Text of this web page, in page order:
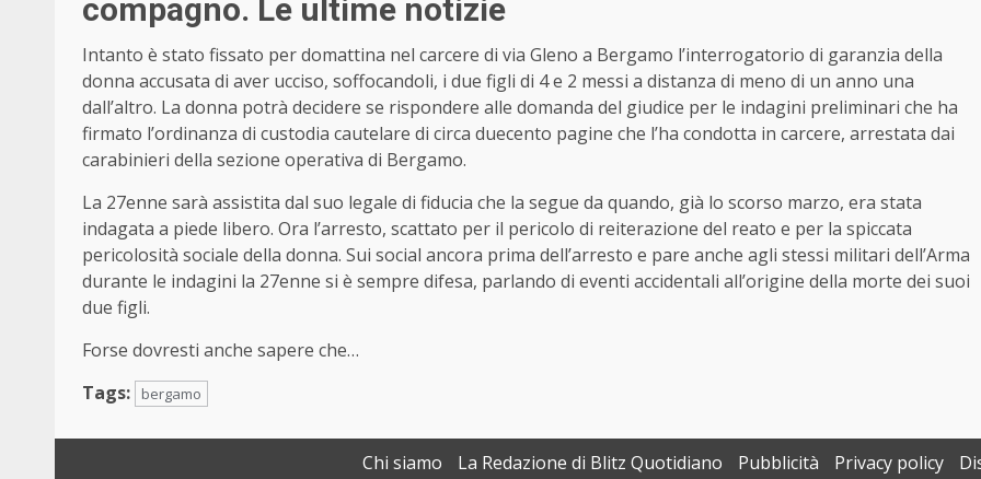
compagno. Le ultime notizie
Intanto è stato fissato per domattina nel carcere di via Gleno a Bergamo l’interrogatorio di garanzia della
donna accusata di aver ucciso, soffocandoli, i due figli di 4 e 2 messi a distanza di meno di un anno una
dall’altro. La donna potrà decidere se rispondere alle domanda del giudice per le indagini preliminari che ha
firmato l’ordinanza di custodia cautelare di circa duecento pagine che l’ha condotta in carcere, arrestata dai
carabinieri della sezione operativa di Bergamo.
La 27enne sarà assistita dal suo legale di fiducia che la segue da quando, già lo scorso marzo, era stata
indagata a piede libero. Ora l’arresto, scattato per il pericolo di reiterazione del reato e per la spiccata
pericolosità sociale della donna. Sui social ancora prima dell’arresto e pare anche agli stessi militari dell’Arma
durante le indagini la 27enne si è sempre difesa, parlando di eventi accidentali all’origine della morte dei suoi
due figli.
Forse dovresti anche sapere che…
Tags:
bergamo
Chi siamo La Redazione di Blitz Quotidiano Pubblicità Privacy policy